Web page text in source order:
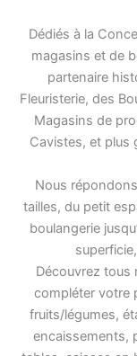
Dédiés à la
magasins et de
partenaire
Fleuristerie, des
Magasins de
Cavistes, et plus
Nous
tailles, du petit
boulangerie
Découvrez tous
compléter votre
fruits/légumes,
encaissements,